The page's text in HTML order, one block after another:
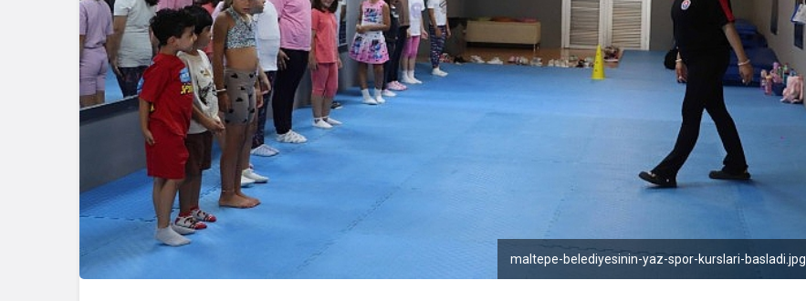
maltepe-belediyesinin-yaz-spor-kurslari-basladi.jpg